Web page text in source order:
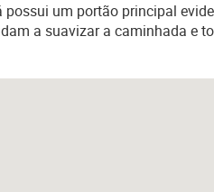
um portão principal
a suavizar a caminhada e